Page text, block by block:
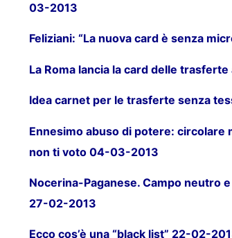
03-2013
Feliziani: “La nuova card è senza
La Roma lancia la card delle
Idea carnet per le trasferte senza
Ennesimo abuso di potere: circolare
non ti voto 04-03-2013
Nocerina-Paganese. Campo neutro
27-02-2013
Ecco cos’è una “black list” 22-02-